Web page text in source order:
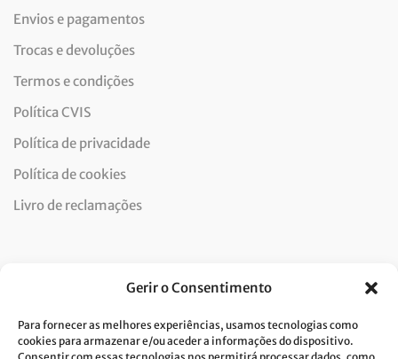
Gerir o Consentimento
Para fornecer as melhores experiências, usamos tecnologias como
cookies para armazenar e/ou aceder a informações do dispositivo.
Envios e pagamentos
Trocas e devoluções
Termos e condições
Política CVIS
Política de privacidade
Política de cookies
Livro de reclamações